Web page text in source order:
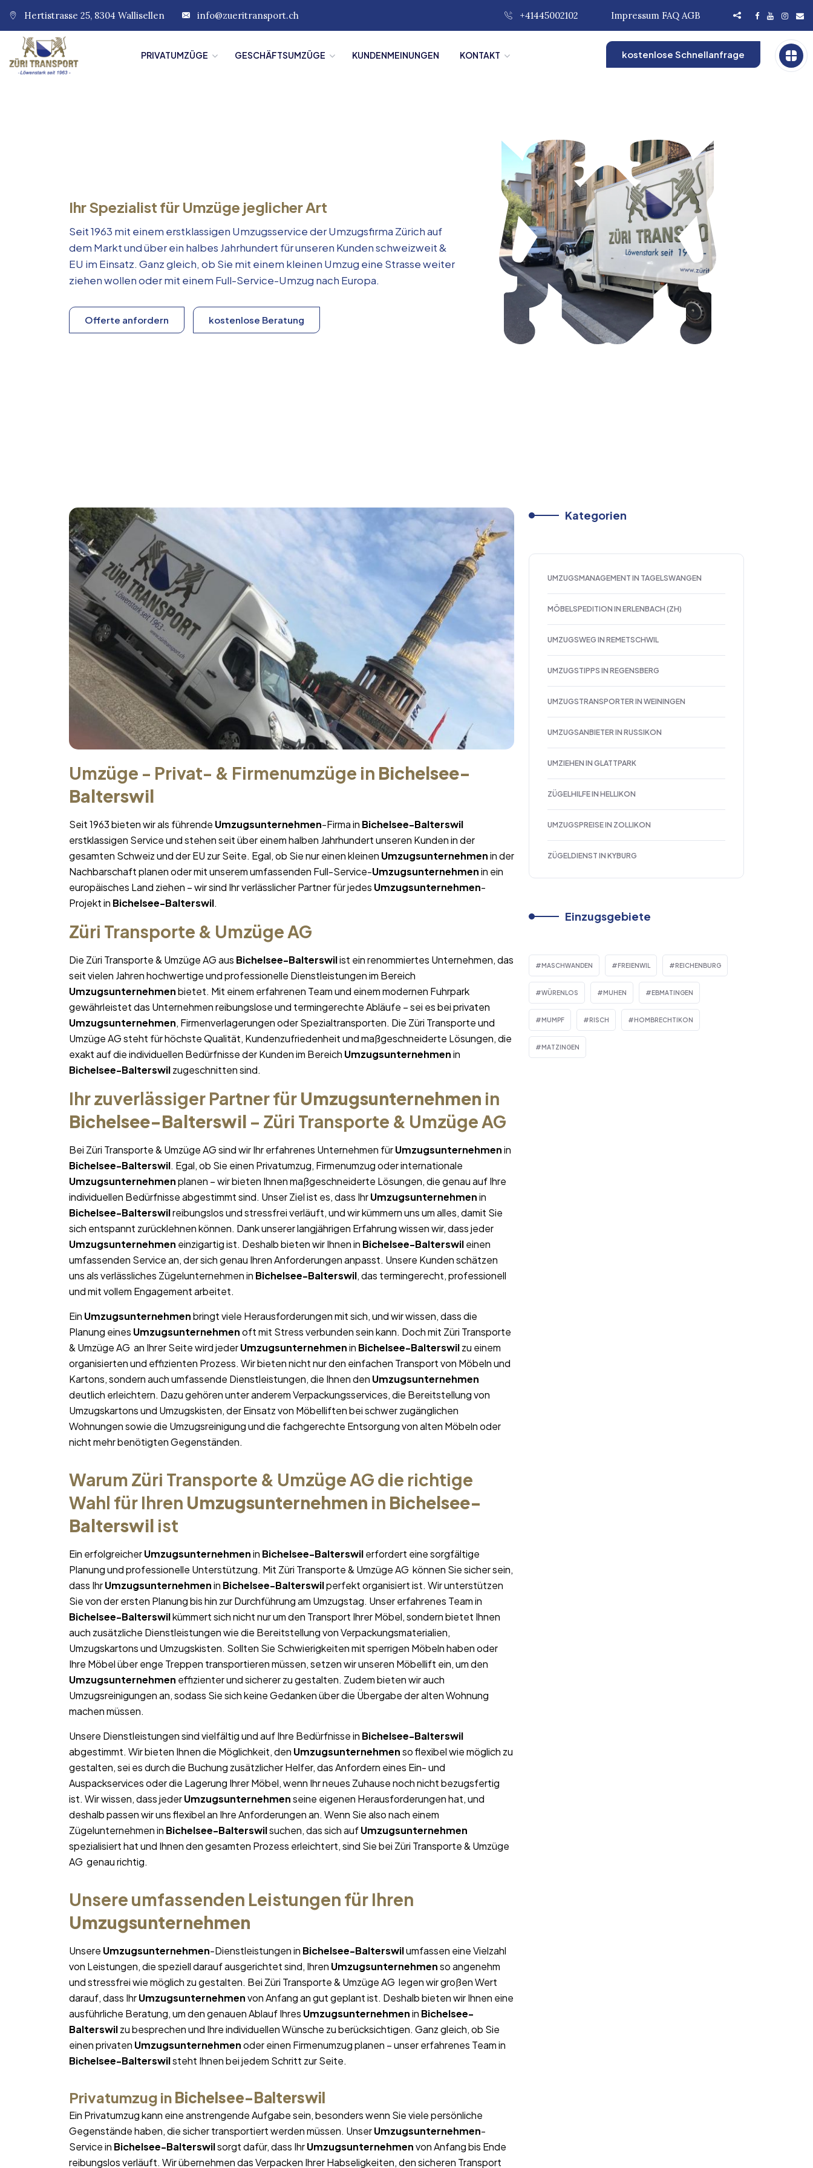
Hertistrasse 25, 8304 Wallisellen info@zueritransport.ch +41445002102 Impressum FAQ AGB
PRIVATUMZÜGE GESCHÄFTSUMZÜGE KUNDENMEINUNGEN KONTAKT kostenlose Schnellanfrage
Ihr Spezialist für Umzüge jeglicher Art
Seit 1963 mit einem erstklassigen Umzugsservice der Umzugsfirma Zürich auf
dem Markt und über ein halbes Jahrhundert für unseren Kunden schweizweit &
EU im Einsatz. Ganz gleich, ob Sie mit einem kleinen Umzug eine Strasse weiter
ziehen wollen oder mit einem Full-Service-Umzug nach Europa.
Offerte anfordern kostenlose Beratung
Umzüge - Privat- & Firmenumzüge in Bichelsee-
Balterswil
Seit 1963 bieten wir als führende Umzugsunternehmen-Firma in Bichelsee-Balterswil
erstklassigen Service und stehen seit über einem halben Jahrhundert unseren Kunden in der
gesamten Schweiz und der EU zur Seite. Egal, ob Sie nur einen kleinen Umzugsunternehmenin der
Nachbarschaft planen oder mit unserem umfassenden Full-Service-Umzugsunternehmenin ein
europäisches Land ziehen – wir sind Ihr verlässlicher Partner für jedes Umzugsunternehmen-
Projekt in Bichelsee-Balterswil.
Züri Transporte & Umzüge AG
Die Züri Transporte & Umzüge AG aus Bichelsee-Balterswilist ein renommiertes Unternehmen, das
seit vielen Jahren hochwertige und professionelle Dienstleistungen im Bereich
Umzugsunternehmenbietet. Mit einem erfahrenen Team und einem modernen Fuhrpark
gewährleistet das Unternehmen reibungslose und termingerechte Abläufe – sei es bei privaten
Umzugsunternehmen, Firmenverlagerungen oder Spezialtransporten. Die Züri Transporte und
Umzüge AG steht für höchste Qualität, Kundenzufriedenheit und maßgeschneiderte Lösungen, die
exakt auf die individuellen Bedürfnisse der Kunden im Bereich Umzugsunternehmenin
Bichelsee-Balterswilzugeschnitten sind.
Ihr zuverlässiger Partner für Umzugsunternehmen in
Bichelsee-Balterswil – Züri Transporte & Umzüge AG
Bei Züri Transporte & Umzüge AG sind wir Ihr erfahrenes Unternehmen fürUmzugsunternehmenin
Bichelsee-Balterswil. Egal, ob Sie einen Privatumzug, Firmenumzug oder internationale
Umzugsunternehmenplanen – wir bieten Ihnen maßgeschneiderte Lösungen, die genau auf Ihre
individuellen Bedürfnisse abgestimmt sind. Unser Ziel ist es, dass IhrUmzugsunternehmenin
Bichelsee-Balterswilreibungslos und stressfrei verläuft, und wir kümmern uns um alles, damit Sie
sich entspannt zurücklehnen können. Dank unserer langjährigen Erfahrung wissen wir, dass jeder
Umzugsunternehmen einzigartig ist. Deshalb bieten wir Ihnen in Bichelsee-Balterswileinen
umfassenden Service an, der sich genau Ihren Anforderungen anpasst. Unsere Kunden schätzen
uns als verlässliches Zügelunternehmen in Bichelsee-Balterswil, das termingerecht, professionell
und mit vollem Engagement arbeitet.
Ein Umzugsunternehmenbringt viele Herausforderungen mit sich, und wir wissen, dass die
Planung eines Umzugsunternehmenoft mit Stress verbunden sein kann. Doch mit Züri Transporte
& Umzüge AG an Ihrer Seite wird jederUmzugsunternehmenin Bichelsee-Balterswilzu einem
organisierten und effizienten Prozess. Wir bieten nicht nur den einfachen Transport von Möbeln und
Kartons, sondern auch umfassende Dienstleistungen, die Ihnen den Umzugsunternehmen
deutlich erleichtern. Dazu gehören unter anderem Verpackungsservices, die Bereitstellung von
Umzugskartons und Umzugskisten, der Einsatz von Möbelliften bei schwer zugänglichen
Wohnungen sowie die Umzugsreinigung und die fachgerechte Entsorgung von alten Möbeln oder
nicht mehr benötigten Gegenständen.
Warum Züri Transporte & Umzüge AG die richtige
Wahl für Ihren Umzugsunternehmen in Bichelsee-
Balterswil ist
Ein erfolgreicherUmzugsunternehmenin Bichelsee-Balterswilerfordert eine sorgfältige
Planung und professionelle Unterstützung. Mit Züri Transporte & Umzüge AG können Sie sicher sein,
dass IhrUmzugsunternehmenin Bichelsee-Balterswilperfekt organisiert ist. Wir unterstützen
Sie von der ersten Planung bis hin zur Durchführung am Umzugstag. Unser erfahrenes Team in
Bichelsee-Balterswilkümmert sich nicht nur um den Transport Ihrer Möbel, sondern bietet Ihnen
auch zusätzliche Dienstleistungen wie die Bereitstellung von Verpackungsmaterialien,
Umzugskartons und Umzugskisten. Sollten Sie Schwierigkeiten mit sperrigen Möbeln haben oder
Ihre Möbel über enge Treppen transportieren müssen, setzen wir unseren Möbellift ein, um den
Umzugsunternehmen effizienter und sicherer zu gestalten. Zudem bieten wir auch
Umzugsreinigungen an, sodass Sie sich keine Gedanken über die Übergabe der alten Wohnung
machen müssen.
Unsere Dienstleistungen sind vielfältig und auf Ihre Bedürfnisse in Bichelsee-Balterswil
abgestimmt. Wir bieten Ihnen die Möglichkeit, den Umzugsunternehmenso flexibel wie möglich zu
gestalten, sei es durch die Buchung zusätzlicher Helfer, das Anfordern eines Ein- und
Auspackservices oder die Lagerung Ihrer Möbel, wenn Ihr neues Zuhause noch nicht bezugsfertig
ist. Wir wissen, dass jederUmzugsunternehmenseine eigenen Herausforderungen hat, und
deshalb passen wir uns flexibel an Ihre Anforderungen an. Wenn Sie also nach einem
Zügelunternehmen in Bichelsee-Balterswilsuchen, das sich aufUmzugsunternehmen
spezialisiert hat und Ihnen den gesamten Prozess erleichtert, sind Sie bei Züri Transporte & Umzüge
AG genau richtig.
Unsere umfassenden Leistungen für Ihren
Umzugsunternehmen
Unsere Umzugsunternehmen-Dienstleistungen in Bichelsee-Balterswilumfassen eine Vielzahl
von Leistungen, die speziell darauf ausgerichtet sind, Ihren Umzugsunternehmenso angenehm
und stressfrei wie möglich zu gestalten. Bei Züri Transporte & Umzüge AG legen wir großen Wert
darauf, dass IhrUmzugsunternehmenvon Anfang an gut geplant ist. Deshalb bieten wir Ihnen eine
ausführliche Beratung, um den genauen Ablauf Ihres Umzugsunternehmenin Bichelsee-
Balterswilzu besprechen und Ihre individuellen Wünsche zu berücksichtigen. Ganz gleich, ob Sie
einen privaten Umzugsunternehmenoder einen Firmenumzug planen – unser erfahrenes Team in
Bichelsee-Balterswilsteht Ihnen bei jedem Schritt zur Seite.
Privatumzug in Bichelsee-Balterswil
Ein Privatumzug kann eine anstrengende Aufgabe sein, besonders wenn Sie viele persönliche
Gegenstände haben, die sicher transportiert werden müssen. UnserUmzugsunternehmen-
Service in Bichelsee-Balterswilsorgt dafür, dass IhrUmzugsunternehmenvon Anfang bis Ende
reibungslos verläuft. Wir übernehmen das Verpacken Ihrer Habseligkeiten, den sicheren Transport
Kategorien
UMZUGSMANAGEMENT IN TAGELSWANGEN
MÖBELSPEDITION IN ERLENBACH (ZH)
UMZUGSWEG IN REMETSCHWIL
UMZUGSTIPPS IN REGENSBERG
UMZUGSTRANSPORTER IN WEININGEN
UMZUGSANBIETER IN RUSSIKON
UMZIEHEN IN GLATTPARK
ZÜGELHILFE IN HELLIKON
UMZUGSPREISE IN ZOLLIKON
ZÜGELDIENST IN KYBURG
Einzugsgebiete
MASCHWANDEN FREIENWIL REICHENBURG
WÜRENLOS MUHEN EBMATINGEN
MUMPF RISCH HOMBRECHTIKON
MATZINGEN